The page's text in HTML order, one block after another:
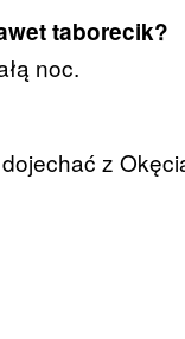
taborecik?
noc.
z